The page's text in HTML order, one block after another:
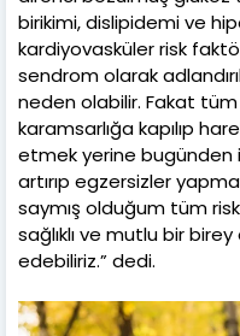
birikimi, dislipidemi ve
kardiyovasküler risk
sendrom olarak
neden olabilir. Fakat
karamsarlığa kapılıp
etmek yerine bugünden
artırıp egzersizler
saymış olduğum tüm
sağlıklı ve mutlu bir
edebiliriz.” dedi.